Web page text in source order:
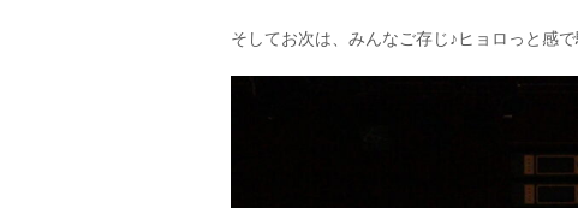
そしてお次は、みんなご存じ♪ヒョロっと感